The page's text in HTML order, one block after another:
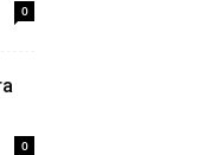
0
0